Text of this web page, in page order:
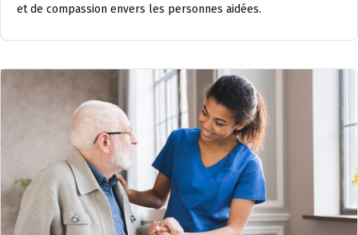
et de compassion envers les personnes aidées.